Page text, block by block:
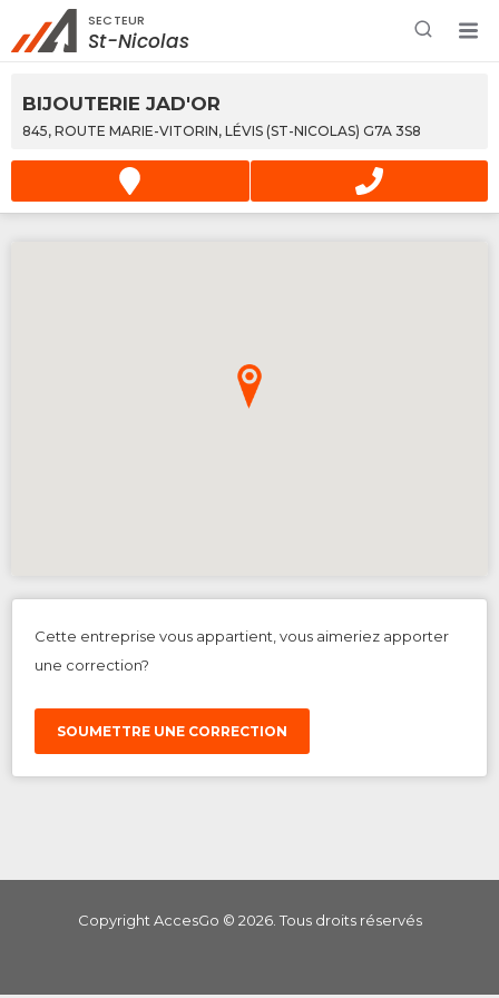
Rechercher à proximité - Entreprise / Rabais /
Services
SECTEUR
St-Nicolas
BIJOUTERIE JAD'OR
845, ROUTE MARIE-VITORIN, LÉVIS (ST-NICOLAS) G7A 3S8
Cette entreprise vous appartient, vous aimeriez apporter
une correction?
SOUMETTRE UNE CORRECTION
Copyright AccesGo © 2026. Tous droits réservés